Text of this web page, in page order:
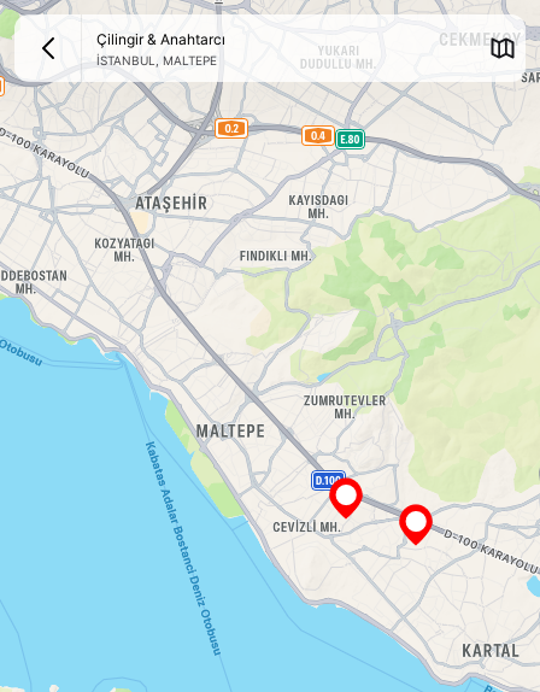
Çilingir & Anahtarcı
İSTANBUL MALTEPE